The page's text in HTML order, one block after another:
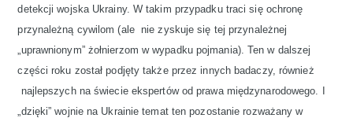
detekcji wojska Ukrainy. W takim przypadku traci się ochronę
przynależną cywilom (ale nie zyskuje się tej przynależnej
„uprawnionym” żołnierzom w wypadku pojmania). Ten w dalszej
części roku został podjęty także przez innych badaczy, również
najlepszych na świecie ekspertów od prawa międzynarodowego. I
„dzięki” wojnie na Ukrainie temat ten pozostanie rozważany w